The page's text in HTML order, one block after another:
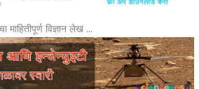
माहितीपूर्ण विज्ञान लेख …